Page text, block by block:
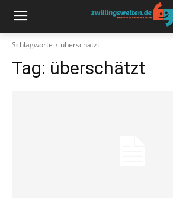
Schlagworte überschätzt
Tag: überschätzt